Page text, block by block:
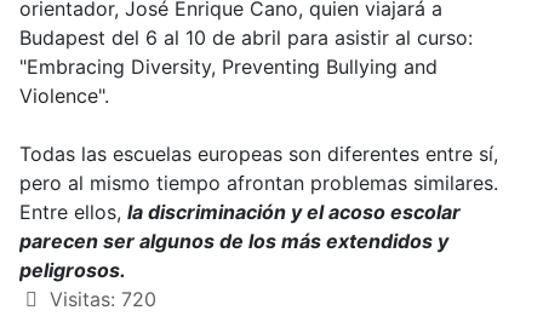
orientador, José Enrique Cano, quien viajará a
Budapest del 6 al 10 de abril para asistir al curso:
"Embracing Diversity, Preventing Bullying and
Violence".
Todas las escuelas europeas son diferentes entre sí,
pero al mismo tiempo afrontan problemas similares.
Entre ellos, la discriminación y el acoso escolar
parecen ser algunos de los más extendidos y
peligrosos.
Visitas: 720